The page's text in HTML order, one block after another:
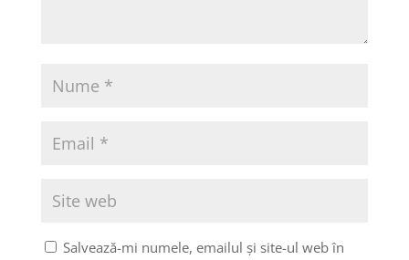
Salvează-mi numele, emailul și site-ul web în